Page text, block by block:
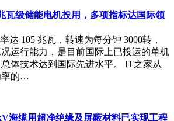
瓦级储能电机投用，多项指标达国际领
达 105 兆瓦，转速为每分钟 3000转，
运行能力，是目前国际上已投运的单机
体技术达到国际先进水平。 IT之家从
率的…
海缆用超净绝缘及屏蔽材料已实现工程